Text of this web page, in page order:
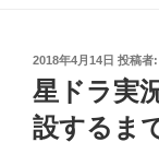
投
稿
日:
2018年4月14日 投稿者:
星ドラ実
設するま